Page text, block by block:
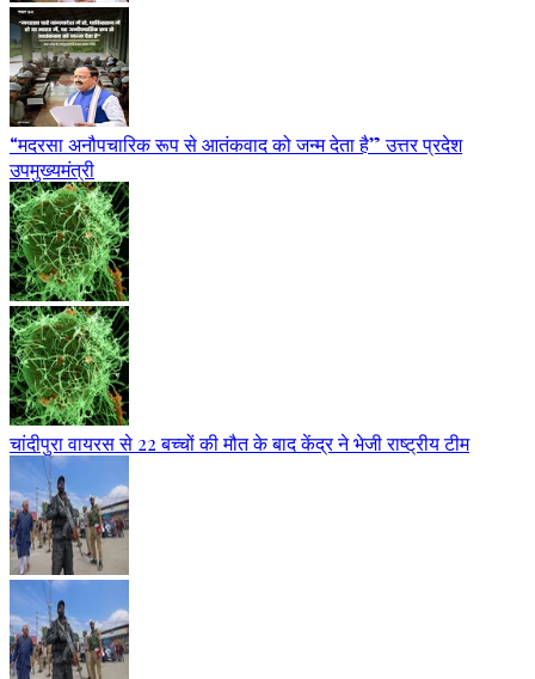
“मदरसा अनौपचारिक रूप से आतंकवाद को जन्म देता है” उत्तर प्रदेश
उपमुख्यमंत्री
चांदीपुरा वायरस से 22 बच्चों की मौत के बाद केंद्र ने भेजी राष्ट्रीय टीम